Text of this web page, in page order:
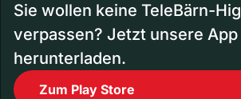
Sie wollen keine TeleBärn-
verpassen? Jetzt unsere App
herunterladen.
Zum Play Store